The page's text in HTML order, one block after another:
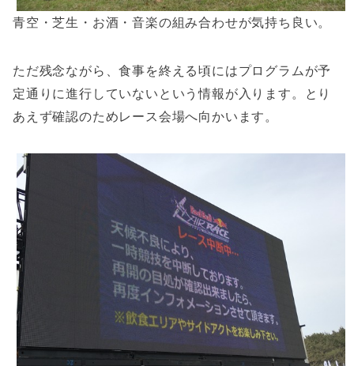
青空・芝生・お酒・音楽の組み合わせが気持ち良い。
ただ残念ながら、食事を終える頃にはプログラムが予
定通りに進行していないという情報が入ります。とり
あえず確認のためレース会場へ向かいます。